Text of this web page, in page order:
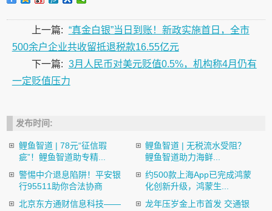
上一篇: “真金白银”当日到账！新政实施首日，全市
500余户企业共收留抵退税款16.55亿元
下一篇: 3月人民币对美元贬值0.5%，机构称4月仍有
一定贬值压力
发布时间:
鲤鱼智道 | 78元“征信瑕
疵”！鲤鱼智道助专精...
鲤鱼智道 | 无税流水受阻？
鲤鱼智道助力海鲜...
警惕中介退息陷阱！平安银
行95511助你合法协商
约500款上海App已完成鸿蒙
化创新升级，鸿蒙生...
北京东方通财信息科技——
龙年压岁金上市首发 交通银